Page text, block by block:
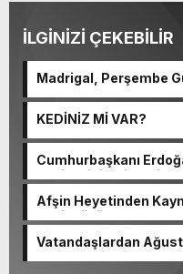
İLGİNİZİ ÇEKEBİLİR
Madrigal, Perşembe
KEDİNİZ Mİ VAR?
Cumhurbaşkanı
Şehitlerinin Aileleriyle
Afşin Heyetinden
Beşikdüzü’nde
Vatandaşlardan